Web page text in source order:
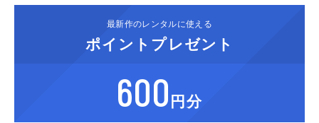
検索ボタンからライブ名で検索し、ご覧になりたいラ
イブを選択。
最新作のレンタルに使える
ポイント プレゼント
600円分